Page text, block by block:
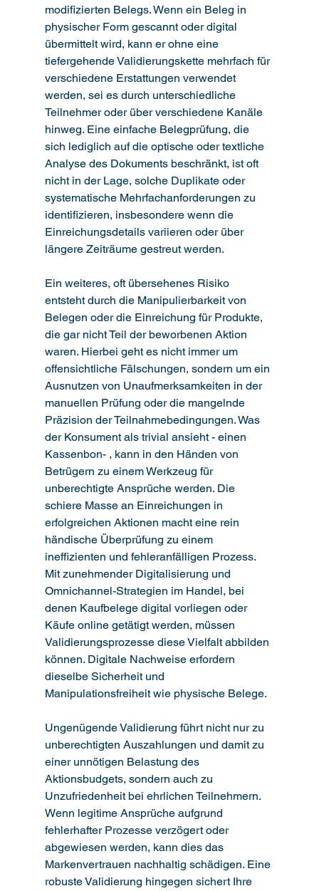
modifizierten Belegs. Wenn ein Beleg in
physischer Form gescannt oder digital
übermittelt wird, kann er ohne eine
tiefergehende Validierungskette mehrfach für
verschiedene Erstattungen verwendet
werden, sei es durch unterschiedliche
Teilnehmer oder über verschiedene Kanäle
hinweg. Eine einfache Belegprüfung, die
sich lediglich auf die optische oder textliche
Analyse des Dokuments beschränkt, ist oft
nicht in der Lage, solche Duplikate oder
systematische Mehrfachanforderungen zu
identifizieren, insbesondere wenn die
Einreichungsdetails variieren oder über
längere Zeiträume gestreut werden.
Ein weiteres, oft übersehenes Risiko
entsteht durch die Manipulierbarkeit von
Belegen oder die Einreichung für Produkte,
die gar nicht Teil der beworbenen Aktion
waren. Hierbei geht es nicht immer um
offensichtliche Fälschungen, sondern um ein
Ausnutzen von Unaufmerksamkeiten in der
manuellen Prüfung oder die mangelnde
Präzision der Teilnahmebedingungen. Was
der Konsument als trivial ansieht - einen
Kassenbon- , kann in den Händen von
Betrügern zu einem Werkzeug für
unberechtigte Ansprüche werden. Die
schiere Masse an Einreichungen in
erfolgreichen Aktionen macht eine rein
händische Überprüfung zu einem
ineffizienten und fehleranfälligen Prozess.
Mit zunehmender Digitalisierung und
Omnichannel-Strategien im Handel, bei
denen Kaufbelege digital vorliegen oder
Käufe online getätigt werden, müssen
Validierungsprozesse diese Vielfalt abbilden
können. Digitale Nachweise erfordern
dieselbe Sicherheit und
Manipulationsfreiheit wie physische Belege.
Ungenügende Validierung führt nicht nur zu
unberechtigten Auszahlungen und damit zu
einer unnötigen Belastung des
Aktionsbudgets, sondern auch zu
Unzufriedenheit bei ehrlichen Teilnehmern.
Wenn legitime Ansprüche aufgrund
fehlerhafter Prozesse verzögert oder
abgewiesen werden, kann dies das
Markenvertrauen nachhaltig schädigen. Eine
robuste Validierung hingegen sichert Ihre